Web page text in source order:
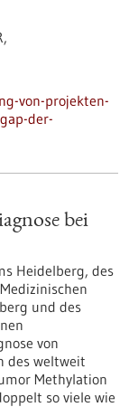
von-projekten-
der-
bei
Heidelberg, des
und des
von
des weltweit
Methylation
so viele wie